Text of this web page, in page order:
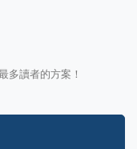
多讀者的方案！